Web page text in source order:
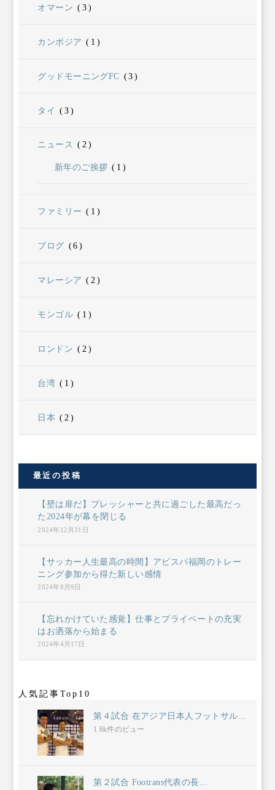
オマーン (3)
カンボジア (1)
グッドモーニングFC (3)
タイ (3)
ニュース (2)
新年のご挨拶 (1)
ファミリー (1)
ブログ (6)
マレーシア (2)
モンゴル (1)
ロンドン (2)
台湾 (1)
日本 (2)
最近の投稿
【壁は扉だ】プレッシャーと共に過ごした最高だっ
た2024年が幕を閉じる
2024年12月31日
【サッカー人生最高の時間】アビスパ福岡のトレー
ニング参加から得た新しい感情
2024年8月9日
【忘れかけていた感覚】仕事とプライベートの充実
はお洒落から始まる
2024年4月17日
人気記事Top10
第４試合 在アジア日本人フットサル...
1.6k件のビュー
第２試合 Footrans代表の長...